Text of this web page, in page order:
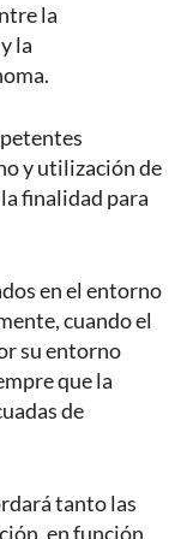
la
la
y utilización de
finalidad para
en el entorno
cuando el
su entorno
que la
de
tanto las
en función